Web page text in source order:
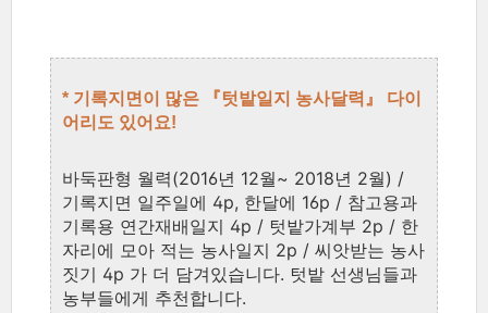
* 기록지면이 많은 『텃밭일지 농사달력』 다이
어리도 있어요!
바둑판형 월력(2016년 12월~ 2018년 2월) /
기록지면 일주일에 4p, 한달에 16p / 참고용과
기록용 연간재배일지 4p / 텃밭가계부 2p / 한
자리에 모아 적는 농사일지 2p / 씨앗받는 농사
짓기 4p 가 더 담겨있습니다. 텃밭 선생님들과
농부들에게 추천합니다.